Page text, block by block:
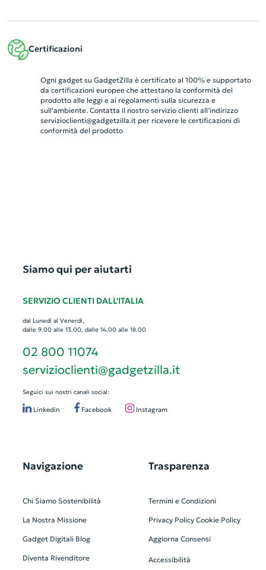
Certificazioni
Ogni gadget su GadgetZilla è certificato al 100% e supportato
da certificazioni europee che attestano la conformità del
prodotto alle leggi e ai regolamenti sulla sicurezza e
sull'ambiente. Contatta il nostro servizio clienti all’indirizzo
servizioclienti@gadgetzilla.itper ricevere le certificazioni di
conformità del prodotto
Siamo qui per aiutarti
SERVIZIO CLIENTI DALL'ITALIA
dal Lunedì al Venerdì,
dalle 9.00 alle 13.00, dalle 14.00 alle 18.00
02 800 11074
servizioclienti@gadgetzilla.it
Seguici sui nostri canali social:
Linkedin Facebook Instagram
Navigazione
Chi Siamo Sostenibilità
La Nostra Missione
Gadget Digitali Blog
Diventa Rivenditore
Trasparenza
Termini e Condizioni
Privacy Policy Cookie Policy
Aggiorna Consensi
Accessibilità